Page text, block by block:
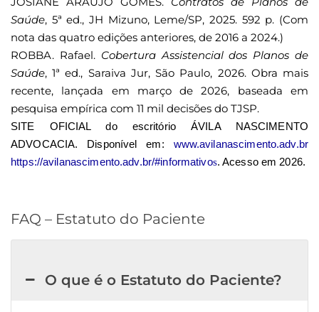
Saúde, 5ª ed., JH Mizuno, Leme/SP, 2025. 592 p. (Com
nota das quatro edições anteriores, de 2016 a 2024.)
ROBBA. Rafael. Cobertura Assistencial dos Planos de
Saúde, 1ª ed., Saraiva Jur, São Paulo, 2026. Obra mais
recente, lançada em março de 2026, baseada em
pesquisa empírica com 11 mil decisões do TJSP.
SITE OFICIAL do escritório ÁVILA NASCIMENTO
ADVOCACIA. Disponível em: www.avilanascimento.adv.br
https://avilanascimento.adv.br/#informativos. Acesso em 2026.
FAQ – Estatuto do Paciente
O que é o Estatuto do Paciente?